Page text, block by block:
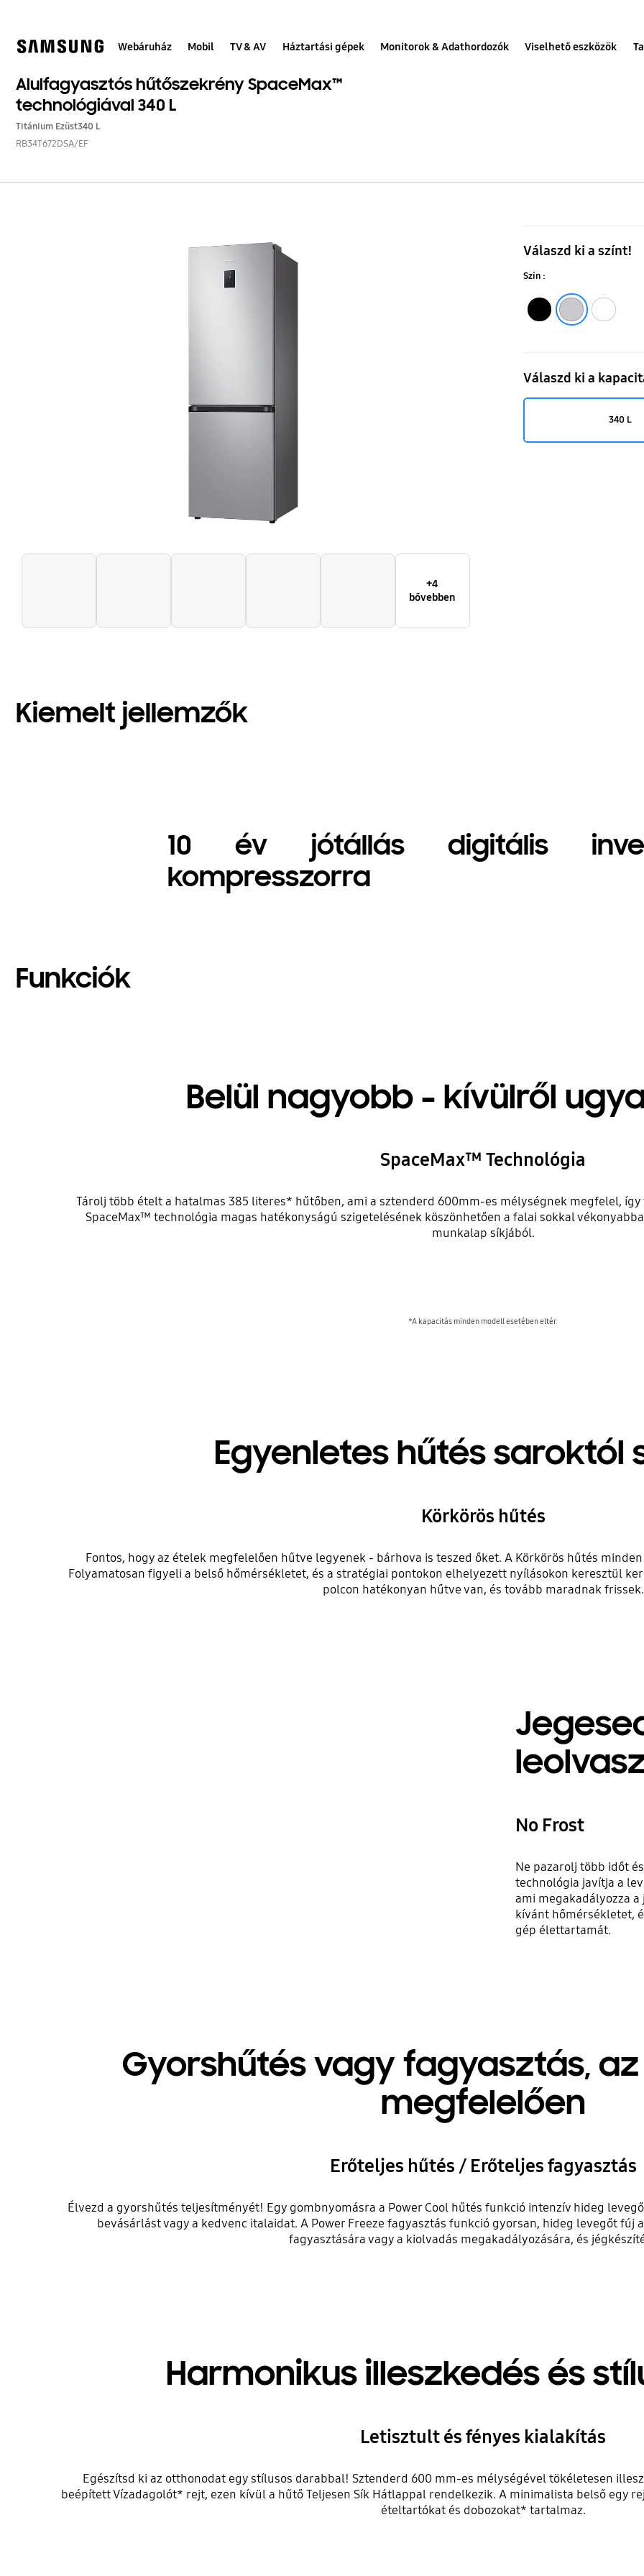
Webáruház Mobil TV & AV Háztartási gépek Monitorok & Adathordozók Viselhető eszközök
Alulfagyasztós hűtőszekrény SpaceMax™
technológiával 340 L
Titánium Ezüst340 L
RB34T672DSA/EF
SpaceMax™
340
+4
bővebben
Válaszd ki a színt!
Szín :
Válaszd ki a
340 L
Kiemelt jellemzők
10 év jótállás digitális
kompresszorra
Funkciók
Belül nagyobb - kívülről
SpaceMax™ Technológia
Tárolj több ételt a hatalmas 385 literes* hűtőben, ami a sztenderd 600mm-es mélységnek megfelel,
SpaceMax™ technológia magas hatékonyságú szigetelésének köszönhetően a falai sokkal
munkalap síkjából.
*A kapacitás minden modell esetében eltér.
Egyenletes hűtés saroktól
Körkörös hűtés
Fontos, hogy az ételek megfelelően hűtve legyenek - bárhova is teszed őket. A Körkörös hűtés
Folyamatosan figyeli a belső hőmérsékletet, és a stratégiai pontokon elhelyezett nyílásokon keresztül
polcon hatékonyan hűtve van, és tovább maradnak frissek.
No Frost
Ne pazarolj több időt
technológia javítja a
ami megakadályozza
kívánt hőmérsékletet,
gép élettartamát.
Gyorshűtés vagy fagyasztás,
megfelelően
Erőteljes hűtés / Erőteljes fagyasztás
Élvezd a gyorshűtés teljesítményét! Egy gombnyomásra a Power Cool hűtés funkció intenzív hideg
bevásárlást vagy a kedvenc italaidat. A Power Freeze fagyasztás funkció gyorsan, hideg levegőt fúj
fagyasztására vagy a kiolvadás megakadályozására, és
Harmonikus illeszkedés és
Letisztult és fényes kialakítás
Egészítsd ki az otthonodat egy stílusos darabbal! Sztenderd 600 mm-es mélységével tökéletesen
beépített Vízadagolót* rejt, ezen kívül a hűtő Teljesen Sík Hátlappal rendelkezik. A minimalista belső egy
ételtartókat és dobozokat* tartalmaz.